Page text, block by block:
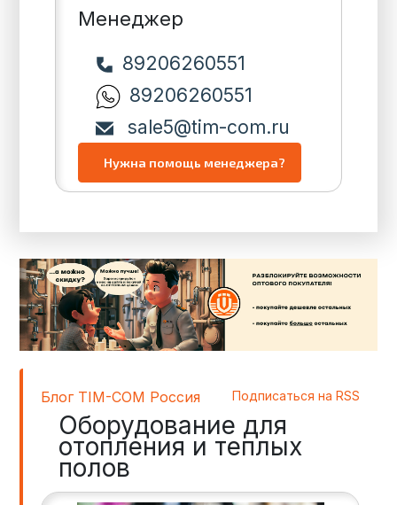
Менеджер
89206260551
89206260551
sale5@tim-com.ru
Блог TIM-COM Россия Подписаться на RSS
Оборудование для
отопления и теплых
полов